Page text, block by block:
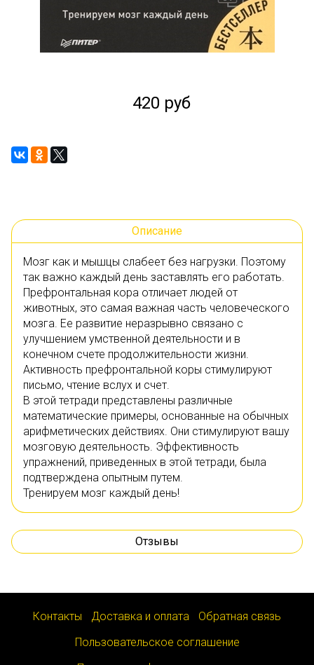
420 руб
Описание
Мозг как и мышцы слабеет без нагрузки. Поэтому
так важно каждый день заставлять его работать.
Префронтальная кора отличает людей от
животных, это самая важная часть человеческого
мозга. Ее развитие неразрывно связано с
улучшением умственной деятельности и в
конечном счете продолжительности жизни.
Активность префронтальной коры стимулируют
письмо, чтение вслух и счет.
В этой тетради представлены различные
математические примеры, основанные на обычных
арифметических действиях. Они стимулируют вашу
мозговую деятельность. Эффективность
упражнений, приведенных в этой тетради, была
подтверждена опытным путем.
Тренируем мозг каждый день!
Отзывы
Контакты Доставка и оплата
Обратная связь
Пользовательское соглашение